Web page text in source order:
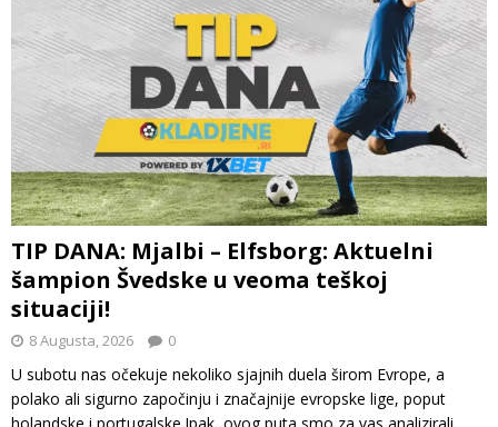
TIP DANA: Mjalbi – Elfsborg: Aktuelni
šampion Švedske u veoma teškoj
situaciji!
8 Augusta, 2026 0
U subotu nas očekuje nekoliko sjajnih duela širom Evrope, a
polako ali sigurno započinju i značajnije evropske lige, poput